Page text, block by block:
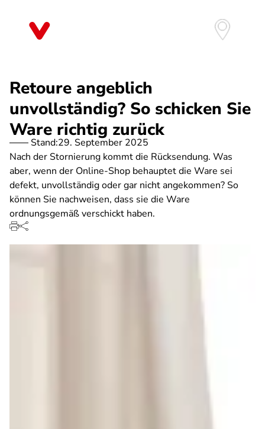
Retoure angeblich
unvollständig? So schicken Sie
Ware richtig zurück
Stand:29. September 2025
Nach der Stornierung kommt die Rücksendung. Was
aber, wenn der Online-Shop behauptet die Ware sei
defekt, unvollständig oder gar nicht angekommen? So
können Sie nachweisen, dass sie die Ware
ordnungsgemäß verschickt haben.